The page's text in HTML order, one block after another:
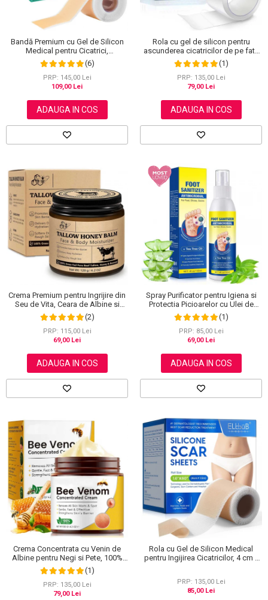
Bandă Premium cu Gel de Silicon
Medical pentru Cicatrici,
Reutilizabilă, NOVA KISS®, 4 cm x
1.5 m
(6)
PRP: 145,00 Lei
109,00 Lei
ADAUGA IN COS
Rola cu gel de silicon pentru
ascunderea cicatricilor de pe fata
sau corp, plasture reutilizabil, 2.5
cm x 1.5 m, Elaimei
(1)
PRP: 135,00 Lei
79,00 Lei
ADAUGA IN COS
Crema Premium pentru Ingrijire din
Seu de Vita, Ceara de Albine si
Miere, 100% Naturala, NOVA
KISS®, 120 g
(2)
PRP: 115,00 Lei
69,00 Lei
ADAUGA IN COS
Spray Purificator pentru Igiena si
Protectia Picioarelor cu Ulei de
Arbore de Ceai, 120 ml
(1)
PRP: 85,00 Lei
69,00 Lei
ADAUGA IN COS
Crema Concentrata cu Venin de
Albine pentru Negi si Pete, 100%
Naturala, 120 g
(1)
PRP: 135,00 Lei
79,00 Lei
Rola cu Gel de Silicon Medical
pentru Ingijirea Cicatricilor, 4 cm x
PRP: 135,00 Lei
85,00 Lei